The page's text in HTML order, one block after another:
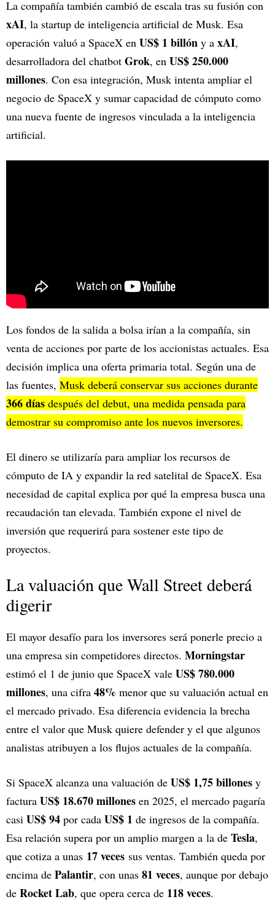
La compañía también cambió de escala tras su fusión con
xAI, la startup de inteligencia artificial de Musk. Esa
operación valuó a SpaceX en US$ 1 billón y a xAI,
desarrolladora del chatbot Grok, en US$ 250.000
millones. Con esa integración, Musk intenta ampliar el
negocio de SpaceX y sumar capacidad de cómputo como
una nueva fuente de ingresos vinculada a la inteligencia
artificial.
Los fondos de la salida a bolsa irían a la compañía, sin
venta de acciones por parte de los accionistas actuales. Esa
decisión implica una oferta primaria total. Según una de
las fuentes, Musk deberá conservar sus acciones durante
366 días después del debut, una medida pensada para
demostrar su compromiso ante los nuevos inversores.
El dinero se utilizaría para ampliar los recursos de
cómputo de IA y expandir la red satelital de SpaceX. Esa
necesidad de capital explica por qué la empresa busca una
recaudación tan elevada. También expone el nivel de
inversión que requerirá para sostener este tipo de
proyectos.
La valuación que Wall Street deberá
digerir
El mayor desafío para los inversores será ponerle precio a
una empresa sin competidores directos. Morningstar
estimó el 1 de junio que SpaceX vale US$ 780.000
millones, una cifra 48% menor que su valuación actual en
el mercado privado. Esa diferencia evidencia la brecha
entre el valor que Musk quiere defender y el que algunos
analistas atribuyen a los flujos actuales de la compañía.
Si SpaceX alcanza una valuación de US$ 1,75 billones y
factura US$ 18.670 millones en 2025, el mercado pagaría
casi US$ 94 por cada US$ 1 de ingresos de la compañía.
Esa relación supera por un amplio margen a la de Tesla,
que cotiza a unas 17 veces sus ventas. También queda por
encima de Palantir, con unas 81 veces, aunque por debajo
de Rocket Lab, que opera cerca de 118 veces.